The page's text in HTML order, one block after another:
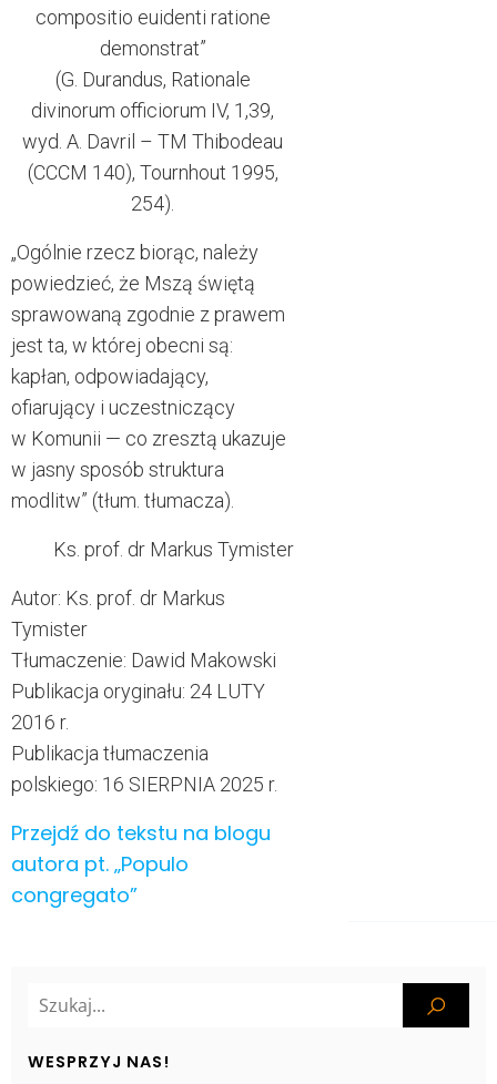
compositio euidenti ratione
demonstrat”
(G. Durandus, Rationale
divinorum officiorum IV, 1,39,
wyd. A. Davril – TM Thibodeau
(CCCM 140), Tournhout 1995,
254).
„Ogólnie rzecz biorąc, należy
powiedzieć, że Mszą świętą
sprawowaną zgodnie z prawem
jest ta, w której obecni są:
kapłan, odpowiadający,
ofiarujący i uczestniczący
w Komunii — co zresztą ukazuje
w jasny sposób struktura
modlitw” (tłum. tłumacza).
Ks. prof. dr Markus Tymister
Autor: Ks. prof. dr Markus
Tymister
Tłumaczenie: Dawid Makowski
Publikacja oryginału: 24 LUTY
2016 r.
Publikacja tłumaczenia
polskiego: 16 SIERPNIA 2025 r.
Przejdź do tekstu na blogu
autora pt. „Populo
congregato”
WESPRZYJ NAS!